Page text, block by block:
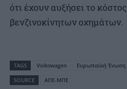
ότι έχουν αυξήσει το
βενζινοκίνητων οχημάτων.
TAGS Volkswagen
Ευρωπαϊκή Ένωση
SOURCE
ΑΠΕ-ΜΠΕ